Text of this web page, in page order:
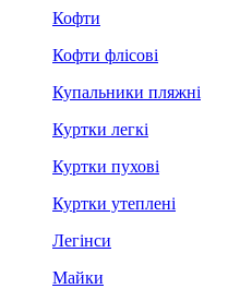
Кофти
Кофти флісові
Купальники пляжні
Куртки легкі
Куртки пухові
Куртки утеплені
Легінси
Майки